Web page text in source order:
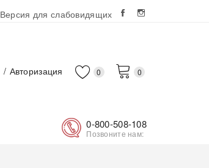
Версия для слабовидящих
Авторизация 0
0
0-800-508-108
Позвоните нам: